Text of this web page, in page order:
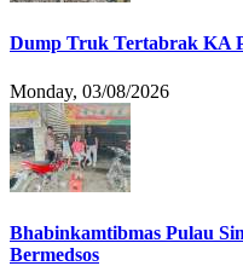
Dump Truk Tertabrak KA
Monday, 03/08/2026
Bhabinkamtibmas Pulau
Bermedsos